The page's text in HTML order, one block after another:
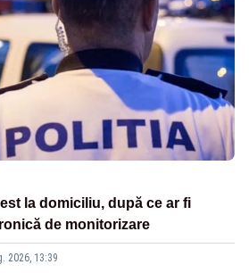
la domiciliu, după ce ar fi
de monitorizare
2026, 13:39